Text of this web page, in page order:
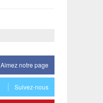
Aimez notre page
Suivez-nous